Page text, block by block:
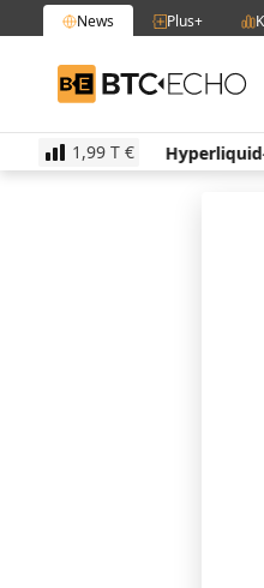
News Plus+
BTC-ECHO
1,99 T €
€ 2.30% Hyperliquid-Kurs